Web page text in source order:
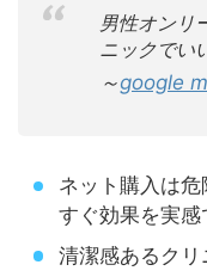
男性オンリ
ニックでい
～google
ネット購入は危
すぐ効果を実感
清潔感あるクリ